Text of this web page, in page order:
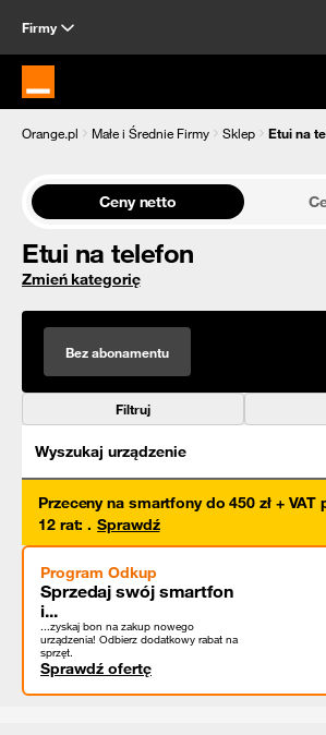
Firmy
Strona główna Orange.pl
Orange.pl Małe i Średnie Firmy Sklep Etui na
Ceny netto
Etui na telefon
Zmień kategorię
Bez abonamentu
Filtruj
Wyszukaj urządzenie
Przeceny na smartfony do 450 zł + VAT
12 rat: . Sprawdź
Program Odkup
Sprzedaj swój smartfon
i...
...zyskaj bon na zakup nowego
urządzenia! Odbierz dodatkowy rabat na
sprzęt.
Sprawdź ofertę